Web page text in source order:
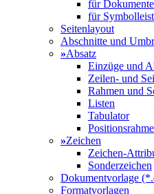
für Dokumente
für
Seitenlayout
Abschnitte und
»Absatz
Einzüge und
Zeilen- und
Rahmen und
Listen
Tabulator
»Zeichen
Zeichen-
Sonderzeichen
Dokumentvorlage
Formatvorlagen